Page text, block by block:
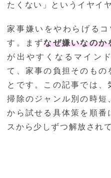
たくない」というイヤイ
家事嫌いをやわらげる
す。まずなぜ嫌いなのか
が出やすくなるマイン
て、家事の負担そのもの
とです。この記事では、
掃除のジャンル別の時短
から試せる具体策を順番
スから少しずつ解放され